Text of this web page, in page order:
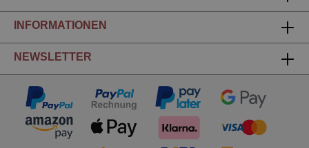
INFORMATIONEN
NEWSLETTER